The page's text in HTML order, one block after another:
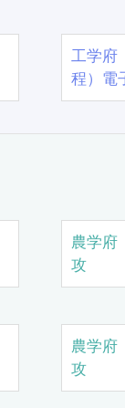
工学
程）電
農学
攻
農学
攻